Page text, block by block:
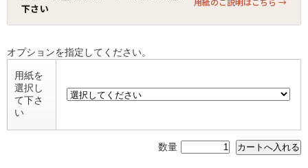
下さい
オプションを指定してください。
用紙を
選択し
て下さ
い
数量